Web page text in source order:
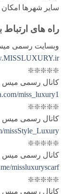
سایر شهرها
راه های ارتباط
وبسایت رسمی
❇️❇️❇️❇️❇️
کانال رسمی میس
miss_luxury1
❇️❇️❇️❇️❇️
کانال رسمی میس
missStyle_Luxury
❇️❇️❇️❇️❇️
کانال رسمی میس
missluxuryscarf
❇️❇️❇️❇️❇️
کانال رسمی میس